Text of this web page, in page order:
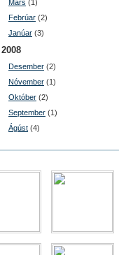
Mars (1)
Febrúar (2)
Janúar (3)
2008
Desember (2)
Nóvember (1)
Október (2)
September (1)
Ágúst (4)